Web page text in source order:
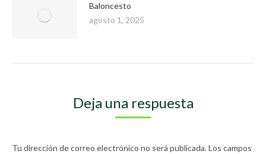
Baloncesto
agosto 1, 2025
Deja una respuesta
Tu dirección de correo electrónico no será publicada. Los campos